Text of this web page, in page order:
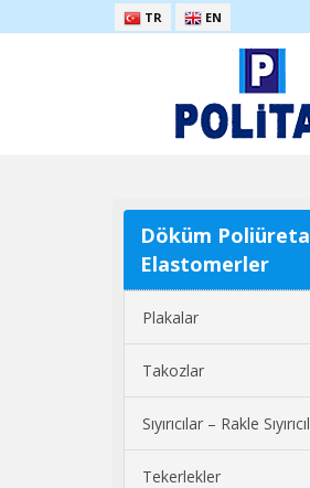
TR EN
Döküm
Elastomerler
Plakalar
Takozlar
Sıyırıcılar – Rakle
Tekerlekler